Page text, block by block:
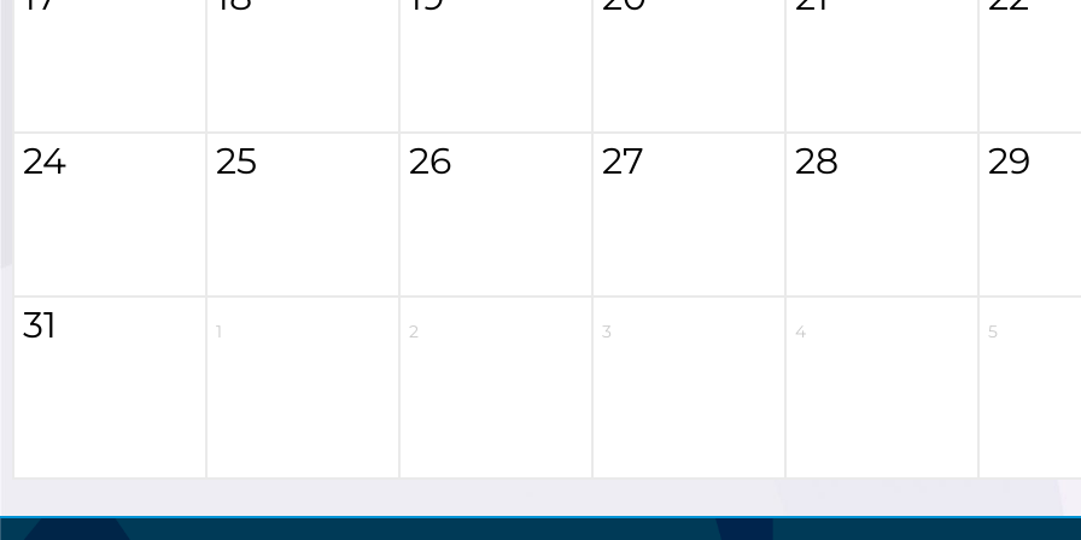
24 25 26 27 28 29
31 1 2 3 4 5